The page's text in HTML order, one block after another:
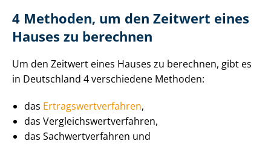
4 Methoden, um den Zeitwert eines
Hauses zu berechnen
Um den Zeitwert eines Hauses zu berechnen, gibt es
in Deutschland 4 verschiedene Methoden:
das Er­trags­wert­ver­fah­ren,
das Ver­gleichs­wert­ver­fah­ren,
das Sach­wert­ver­fah­ren und